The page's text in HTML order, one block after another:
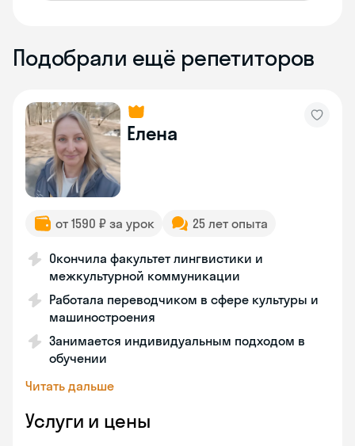
Подобрали ещё репетиторов
Елена
от 1590 ₽ за урок 25 лет опыта
Окончила факультет лингвистики и
межкультурной коммуникации
Работала переводчиком в сфере культуры и
машиностроения
Занимается индивидуальным подходом в
обучении
Читать дальше
Услуги и цены